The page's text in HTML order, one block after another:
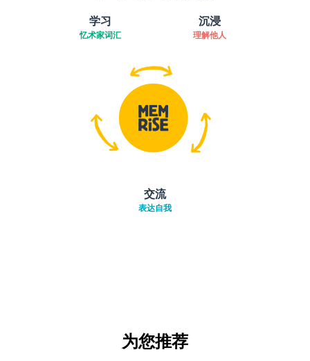
学习
忆术家词汇
沉浸
理解他人
交流
表达自我
为您推荐